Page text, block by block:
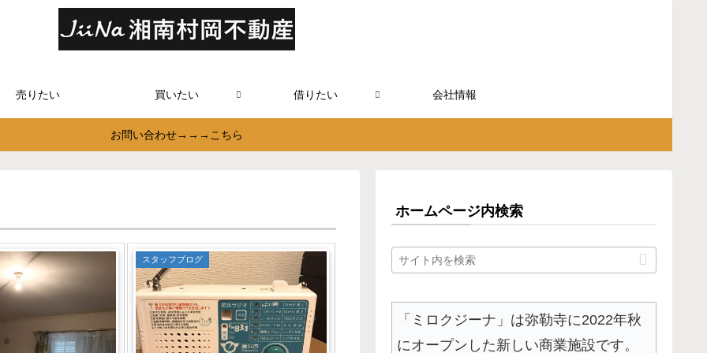
売りたい 買いたい 借りたい 会社情報
お問い合わせ→→→こちら
スタッフブログ
ホームページ内検索
「ミロクジーナ」は弥勒寺に2022年秋
にオープンした新しい商業施設です。